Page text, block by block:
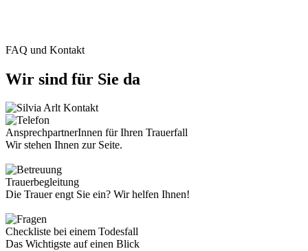
FAQ und Kontakt
Wir sind für Sie da
AnsprechpartnerInnen für Ihren Trauerfall
Wir stehen Ihnen zur Seite.
Trauerbegleitung
Die Trauer engt Sie ein? Wir helfen Ihnen!
Checkliste bei einem Todesfall
Das Wichtigste auf einen Blick